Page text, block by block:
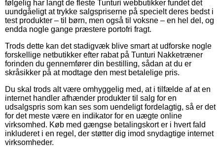
følgelig har langt de fleste Tunturi webbutikker fundet det
uundgåeligt at trykke salgspriserne på specielt deres bedst i
test produkter – til børn, men også til voksne – en hel del, og
endda nogle gange præstere portofri fragt.
Trods dette kan det stadigvæk blive smart at udforske nogle
forskellige netbutikker efter rabat på Tunturi Nakketræner
forinden du gennemfører din bestilling, sådan at du er
skråsikker på at modtage den mest betalelige pris.
Du skal trods alt være omhyggelig med, at i tilfælde af at en
internet handler afhænder produkter til salg for en
udsalgspris som kan ses som uendeligt fordelagtig, så er det
for det meste være en indikator for en uægte online
virksomhed. Køb med gængse betalingskort er i hvert fald
inkluderet i en regel, der støtter dig imod snydagtige internet
virksomheder.